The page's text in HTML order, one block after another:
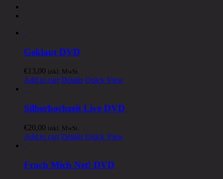
Geklaut DVD
€13,00 inkl. MwSt.
Add to cart Details Quick View
Silberhochzeit Live DVD
€20,00 inkl. MwSt.
Add to cart Details Quick View
Frach Mich Net! DVD